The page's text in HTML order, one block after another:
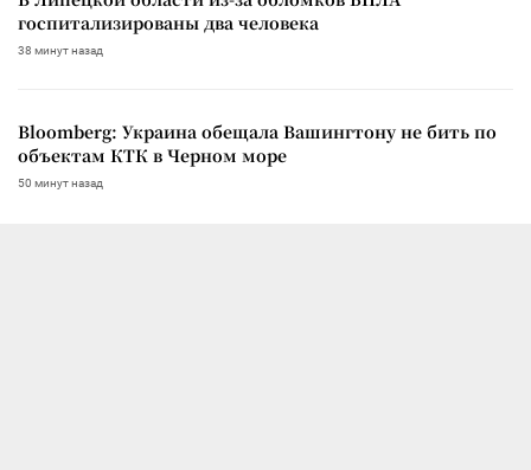
госпитализированы два человека
38 минут назад
Bloomberg: Украина обещала Вашингтону не бить по
объектам КТК в Черном море
50 минут назад